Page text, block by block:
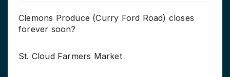
Clemons Produce (Curry Ford Road) closes
forever soon?
St. Cloud Farmers Market